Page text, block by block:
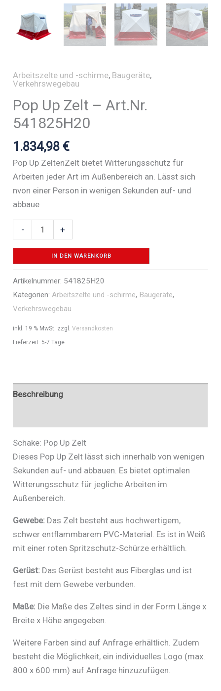
Arbeitszelte und -schirme, Baugeräte,
Verkehrswegebau
Pop Up Zelt – Art.Nr.
541825H20
1.834,98 €
Pop Up ZeltenZelt bietet Witterungsschutz für
Arbeiten jeder Art im Außenbereich an. Lässt sich
nvon einer Person in wenigen Sekunden auf- und
abbaue
-
Up
-
Art.Nr.
541825H20
Menge
+
IN DEN WARENKORB
Artikelnummer: 541825H20
Kategorien:Arbeitszelte und -schirme, Baugeräte,
Verkehrswegebau
inkl. 19 % MwSt. zzgl.Versandkosten
Lieferzeit: 5-7 Tage
Beschreibung
Schake: Pop Up Zelt
Dieses Pop Up Zelt lässt sich innerhalb von wenigen
Sekunden auf- und abbauen. Es bietet optimalen
Witterungsschutz für jegliche Arbeiten im
Außenbereich.
Gewebe: Das Zelt besteht aus hochwertigem,
schwer entflammbarem PVC-Material. Es ist in Weiß
mit einer roten Spritzschutz-Schürze erhältlich.
Gerüst: Das Gerüst besteht aus Fiberglas und ist
fest mit dem Gewebe verbunden.
Maße: Die Maße des Zeltes sind in der Form Länge x
Breite x Höhe angegeben.
Weitere Farben sind auf Anfrage erhältlich. Zudem
besteht die Möglichkeit, ein individuelles Logo (max.
800 x 600 mm) auf Anfrage hinzuzufügen.